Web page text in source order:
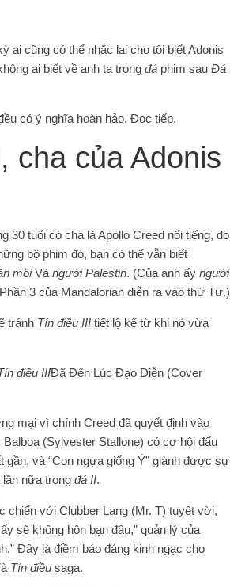
ai cũng có thể nhắc lại cho tôi biết Adonis
ai biết về anh ta trong đá phim sau Đá
có ý nghĩa hoàn hảo. Đọc tiếp.
cha của Adonis
30 tuổi có cha là Apollo Creed nổi tiếng, do
bộ phim đó, bạn có thể vẫn biết
mồiVà người Palestin. (Của anh ấy người
3 của Mandalorian diễn ra vào thứ Tư.)
tránh Tín điều III tiết lộ kể từ khi nó vừa
điều IIIĐã Đến Lúc Đạo Diễn (Cover
mại vì chính Creed đã quyết định vào
(Sylvester Stallone) có cơ hội đấu
và “Con ngựa giống Ý” giành được sự
nữa trong đá II.
chiến với Clubber Lang (Mr. T) tuyệt vời,
sẽ không hôn bạn đâu,” quản lý của
Đây là điềm báo đáng kinh ngạc cho
Tín điều saga.